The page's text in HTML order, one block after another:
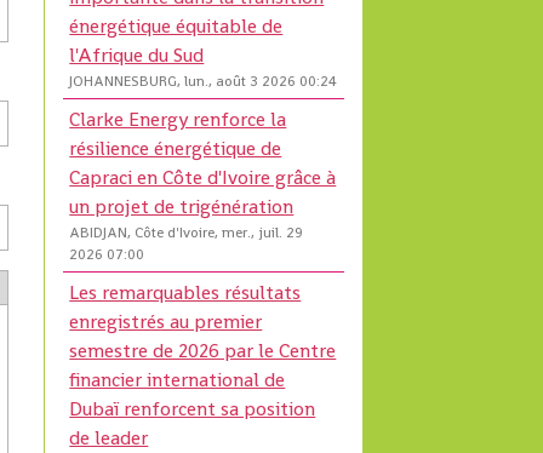
énergétique équitable de
l'Afrique du Sud
JOHANNESBURG, lun., août 3 2026 00:24
Clarke Energy renforce la
résilience énergétique de
Capraci en Côte d'Ivoire grâce à
un projet de trigénération
ABIDJAN, Côte d'Ivoire, mer., juil. 29
2026 07:00
Les remarquables résultats
enregistrés au premier
semestre de 2026 par le Centre
financier international de
Dubaï renforcent sa position
de leader